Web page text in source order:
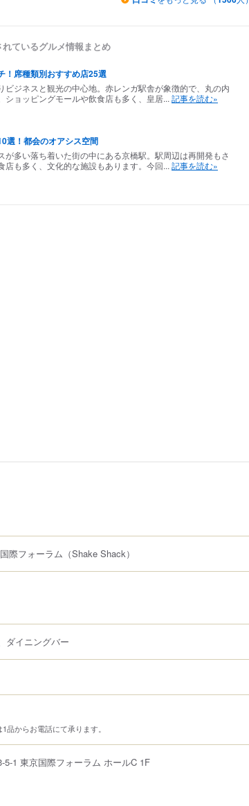
ているグルメ情報まとめ
！席種類別おすすめ店25選
ジネスと観光の中心地。赤レンガ駅舎が象徴的で、丸の内
ョッピングモールや飲食店も多く、皇居... 記事を読む»
選！都会のオアシス空間
多い落ち着いた街の中にある京橋駅。駅周辺は再開発もさ
も多く、文化的な施設もあります。今回... 記事を読む»
際フォーラム （Shake Shack）
ダイニングバー
品からお電話にて承ります。
5-1 東京国際フォーラム ホールC 1F